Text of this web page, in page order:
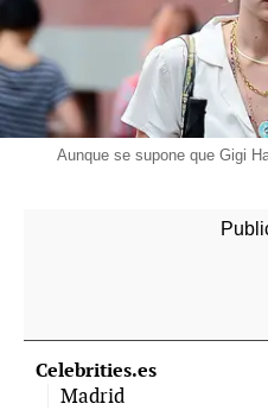
Aunque se supone que Gigi
Celebrities.es
Madrid